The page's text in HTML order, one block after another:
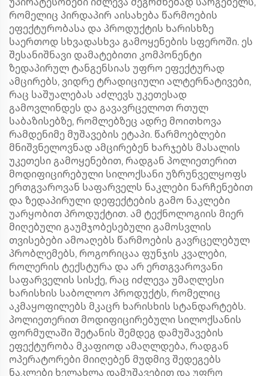
რომელიც პირდაპირ აისახება წარმოების
ეფექტურობასა და პროდუქტის ხარისხზე
საერთოდ სხვადასხვა გამოყენების სფეროში. ეს
შესანიშნავი დამატებითი კომპონენტი
ზედაპირულ ტანგენსიას უფრო ეფექტურად
ამცირებს, ვიდრე ტრადიციული ალტერნატივები,
რაც საშუალებას აძლევს უკეთესად
გამოვლინდეს და გავავრცელოთ რთულ
საბაზისებზე, რომლებზეც ადრე მოითხოვა
რამდენიმე მუშავების ეტაპი. წარმოებლები
მნიშვნელოვნად ამცირებენ ხარჯებს მასალის
უკეთესი გამოყენებით, რადგან პოლიეთერით
მოდიფიცირებული სილოქსანი უზრუნველყოფს
ერთგვაროვან საფარველს ნაკლები ნარჩენებით
და ზედაპირული დეფექტების გამო ნაკლები
უარყობით პროდუქტით. ამ ტექნოლოგიის მიერ
მიღებული გაუმჯობესებული გამოსვლის
თვისებები ამოაღებს წარმოების გავრცელებულ
პრობლემებს, როგორიცაა ფუნჯის კვალები,
როლერის ტექსტურა და არ ერთგვაროვანი
საფარველის სისქე, რაც იძლევა უმაღლესი
ხარისხის საბოლოო პროდუქტს, რომელიც
აკმაყოფილებს მკაცრ ხარისხის სტანდარტებს.
პოლიეთერით მოდიფიცირებული სილოქსანის
ფორმულაში შეტანის შემდეგ დამუშავების
ეფექტურობა მკაფიოდ ამაღლდება, რადგან
ოპერატორები მიიღებენ მუდმივ შედეგებს
ნაკლები ხელახლა დამუშავებით და უფრო